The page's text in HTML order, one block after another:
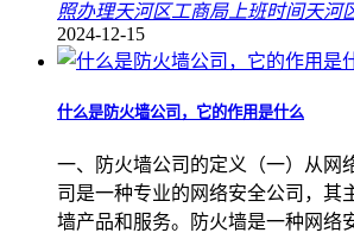
照办理天河区工商局上班时间天河
2024-12-15
什么是防火墙公司，它的作用是什么
一、防火墙公司的定义（一）从网
司是一种专业的网络安全公司，其
墙产品和服务。防火墙是一种网络